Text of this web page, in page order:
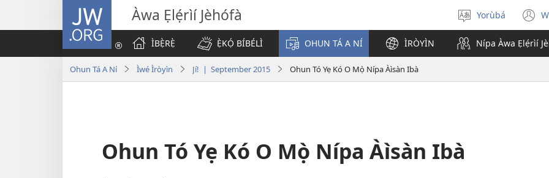
JW.ORG Àwa Ẹlẹ́rìí Jèhófà
Yan
èdè
Yorùbá
ÌBẸ̀RẸ̀
Ẹ̀KỌ́ BÍBÉLÌ OHUN TÁ A NÍ ÌRÒYÌN Nípa Àwa Ẹlẹ́rìí
Ohun Tá A Ní Ìwé Ìròyìn Jí! | September 2015 Ohun Tó Yẹ Kó O Mọ̀ Nípa Àìsàn Ibà
Ohun Tó Yẹ Kó O Mọ̀ Nípa Àìsàn Ibà